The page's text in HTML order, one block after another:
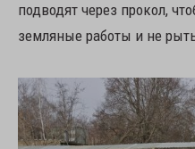
подводят через прокол,
земляные работы и не